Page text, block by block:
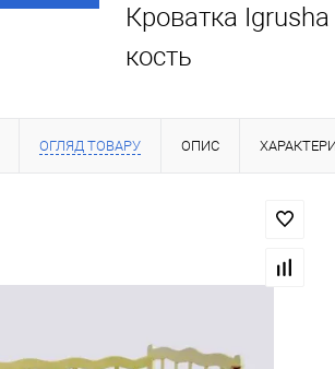
Кроватка
кость
ОГЛЯД ТОВАРУ ОПИС